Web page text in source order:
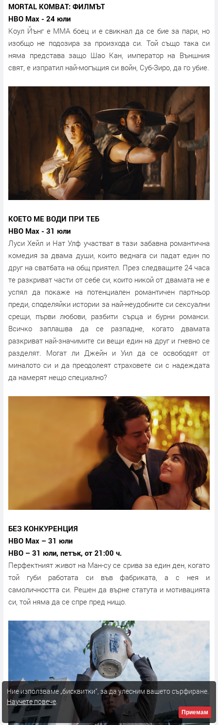
MORTAL KOMBAT: ФИЛМЪТ
HBO Max - 24 юли
Коул Йънг е ММА боец и е свикнал да се бие за пари, но
изобщо не подозира за произхода си. Той също така си
няма представа защо Шао Кан, император на Външния
свят, е изпратил най-могъщия си войн, Суб-Зиро, да го убие.
КОЕТО МЕ ВОДИ ПРИ ТЕБ
HBO Max - 31 юли
Луси Хейл и Нат Улф участват в тази забавна романтична
комедия за двама души, които веднага си падат един по
друг на сватбата на общ приятел. През следващите 24 часа
те разкриват части от себе си, които никой от двамата не е
успял да покаже на потенциален романтичен партньор
преди, споделяйки истории за най-неудобните си сексуални
срещи, първи любови, разбити сърца и бурни романси.
Всичко заплашва да се разпадне, когато двамата
разкриват най-значимите си вещи един на друг и гневно се
разделят. Могат ли Джейн и Уил да се освободят от
миналото си и да преодолеят страховете си с надеждата
да намерят нещо специално?
БЕЗ КОНКУРЕНЦИЯ
HBO Max – 31 юли
HBO – 31 юли, петък, от 21:00 ч.
Перфектният живот на Ман-су се срива за един ден, когато
той губи работата си във фабриката, a с нея и
самоличността си. Решен да върне статута и мотивацията
си, той няма да се спре пред нищо.
Ние използваме „бисквитки“, за да улесним вашето сърфиране.
Научете повече.
Приемам